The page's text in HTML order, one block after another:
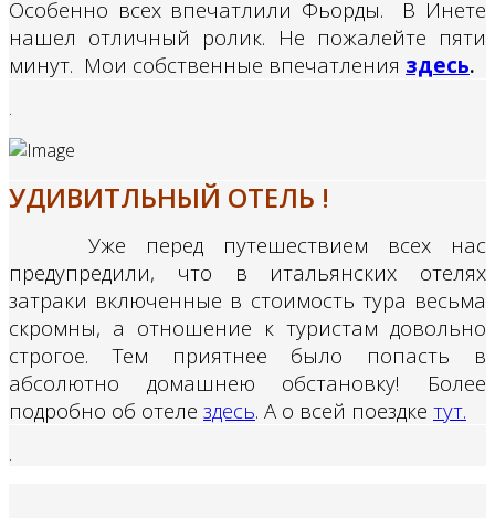
Особенно всех впечатлили Фьорды.
В Инете
нашел отличный ролик. Не пожалейте пяти
минут. Мои собственные впечатления здесь.
.
УДИВИТЛЬНЫЙ ОТЕЛЬ !
Уже перед путешествием всех нас
предупредили, что в итальянских отелях
затраки включенные в стоимость тура весьма
скромны, а отношение к туристам довольно
строгое. Тем приятнее было попасть в
абсолютно домашнею обстановку! Более
подробно об отеле здесь. А о всей поездке тут.
.